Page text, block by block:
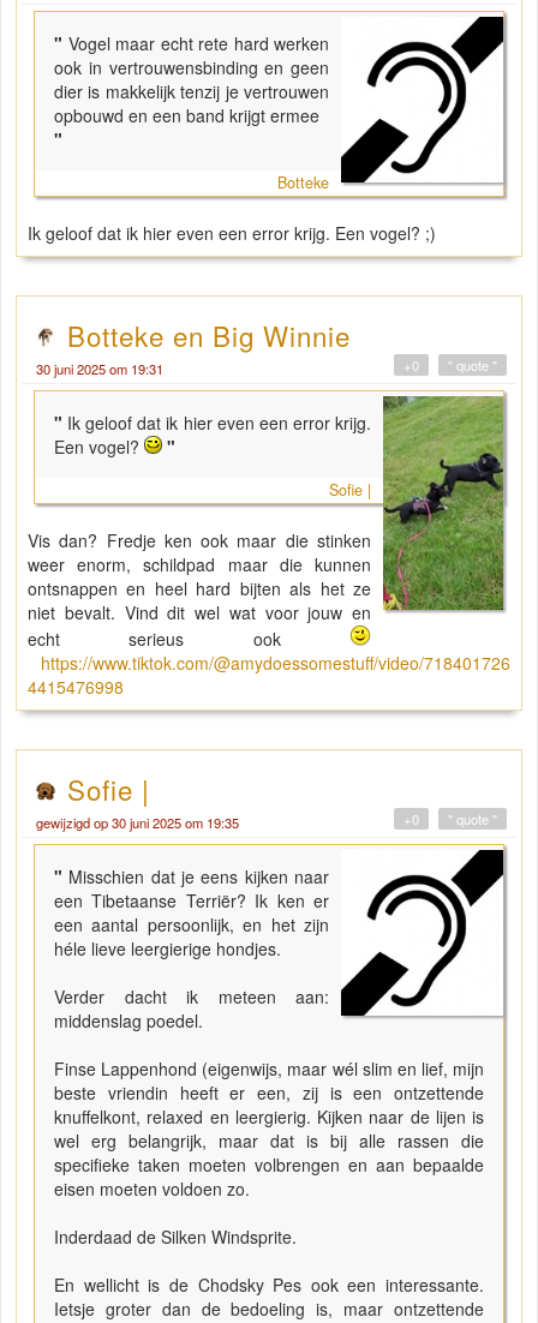
" Vogel maar echt rete hard werken
ook in vertrouwensbinding en geen
dier is makkelijk tenzij je vertrouwen
opbouwd en een band krijgt ermee
"
Botteke
Ik geloof dat ik hier even een error krijg. Een vogel? ;)
Botteke en Big Winnie
30 juni 2025 om 19:31 " quote "
+0
" Ik geloof dat ik hier even een error krijg.
Een vogel?
"
Sofie |
Vis dan? Fredje ken ook maar die stinken
weer enorm, schildpad maar die kunnen
ontsnappen en heel hard bijten als het ze
niet bevalt. Vind dit wel wat voor jouw en
echt serieus ook
https://www.tiktok.com/@amydoessomestuff/video/718401726
4415476998
Sofie |
gewijzigd op 30 juni 2025 om 19:35 " quote "
+0
" Misschien dat je eens kijken naar
een Tibetaanse Terriër? Ik ken er
een aantal persoonlijk, en het zijn
héle lieve leergierige hondjes.
Verder dacht ik meteen aan:
middenslag poedel.
Finse Lappenhond (eigenwijs, maar wél slim en lief, mijn
beste vriendin heeft er een, zij is een ontzettende
knuffelkont, relaxed en leergierig. Kijken naar de lijen is
wel erg belangrijk, maar dat is bij alle rassen die
specifieke taken moeten volbrengen en aan bepaalde
eisen moeten voldoen zo.
Inderdaad de Silken Windsprite.
En wellicht is de Chodsky Pes ook een interessante.
Ietsje groter dan de bedoeling is, maar ontzettende